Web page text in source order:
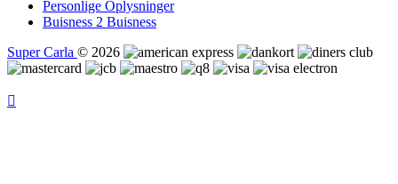
Personlige Oplysninger
Buisness 2 Buisness
Super Carla © 2026
